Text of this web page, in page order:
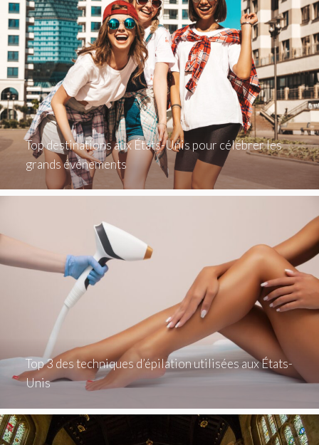
Top destinations aux États-Unis pour célébrer les
grands événements
Top 3 des techniques d’épilation utilisées aux États-
Unis